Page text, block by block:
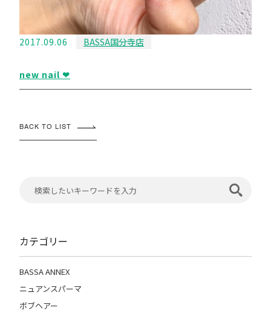
2017.09.06 BASSA国分寺店
new nail ❤︎
BACK TO LIST
カテゴリー
BASSA ANNEX
ニュアンスパーマ
ボブヘアー